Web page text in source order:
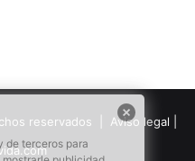
reservados | Aviso legal
de terceros para